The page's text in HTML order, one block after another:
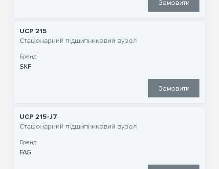
Замовити
UCP 215
Стаціонарний підшипниковий вузол
Бренд:
SKF
Замовити
UCP 215-J7
Стаціонарний підшипниковий вузол
Бренд:
FAG